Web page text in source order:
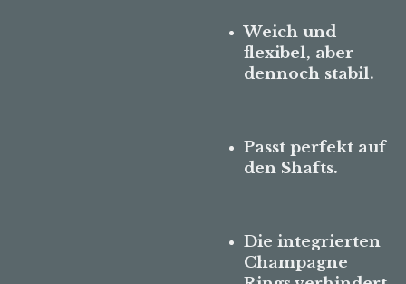
Weich und
flexibel, aber
dennoch stabil.
Passt perfekt auf
den Shafts.
Die integrierten
Champagne